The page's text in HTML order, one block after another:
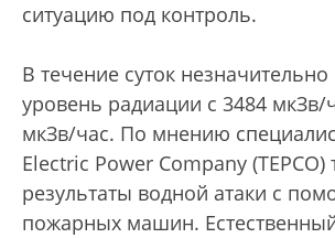
ситуацию под контроль.
В течение суток незначительно
уровень радиации с 3484 мкЗв/
мкЗв/час. По мнению
Electric Power Company (TEPCO)
результаты водной атаки с
пожарных машин.